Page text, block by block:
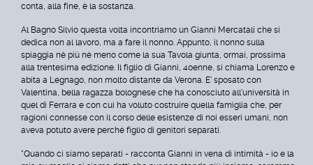
conta, alla fine, è la sostanza.
Al Bagno Silvio questa volta incontriamo un Gianni Mercatali che si
dedica non al lavoro, ma a fare il nonno. Appunto, il nonno sulla
spiaggia né più né meno come la sua Tavola giunta, ormai, prossima
alla trentesima edizione. Il figlio di Gianni, 40enne, si chiama Lorenzo e
abita a Legnago, non molto distante da Verona. E' sposato con
Valentina, bella ragazza bolognese che ha conosciuto all'università in
quel di Ferrara e con cui ha voluto costruire quella famiglia che, per
ragioni connesse con il corso delle esistenze di noi esseri umani, non
aveva potuto avere perché figlio di genitori separati.
"Quando ci siamo separati - racconta Gianni in vena di intimità - io e la